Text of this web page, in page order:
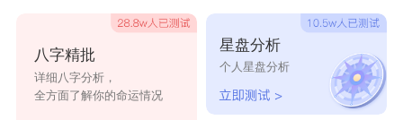
八字精批
详细八字分析，
全方面了解你的命运情况
星盘分析
个人星盘分析